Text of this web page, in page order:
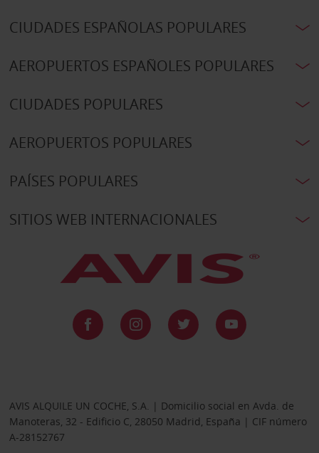
CIUDADES ESPAÑOLAS POPULARES
AEROPUERTOS ESPAÑOLES POPULARES
CIUDADES POPULARES
AEROPUERTOS POPULARES
PAÍSES POPULARES
SITIOS WEB INTERNACIONALES
AVIS ALQUILE UN COCHE, S.A. | Domicilio social en Avda. de
Manoteras, 32 - Edificio C, 28050 Madrid, España | CIF número
A-28152767